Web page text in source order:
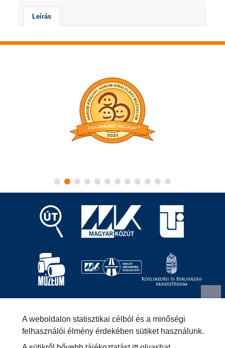
Leírás
Elek utca 7-13.
+36 (1) 819-9000 info@kozut.hu
A weboldalon statisztikai célból és a minőségi
felhasználói élmény érdekében sütiket használunk.